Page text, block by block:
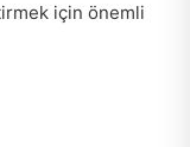
için önemli